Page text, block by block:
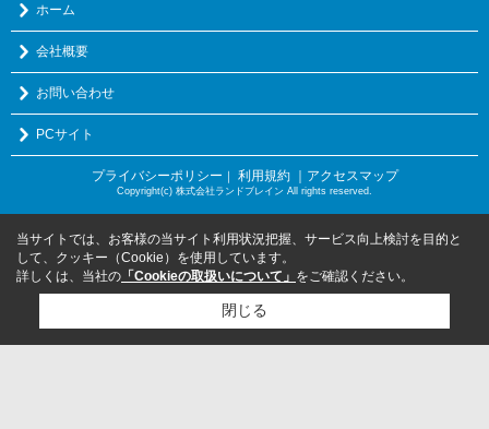
ホーム
会社概要
お問い合わせ
PCサイト
プライバシーポリシー ｜ 利用規約 ｜アクセスマップ
Copyright(c) 株式会社ランドブレイン All rights reserved.
当サイトでは、お客様の当サイト利用状況把握、サービス向上検討を目的と
して、クッキー（Cookie）を使用しています。
詳しくは、当社の 「Cookieの取扱いについて」 をご確認ください。
閉じる